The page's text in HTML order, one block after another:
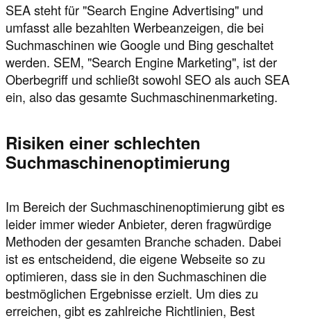
SEA steht für "Search Engine Advertising" und
umfasst alle bezahlten Werbeanzeigen, die bei
Suchmaschinen wie Google und Bing geschaltet
werden. SEM, "Search Engine Marketing", ist der
Oberbegriff und schließt sowohl SEO als auch SEA
ein, also das gesamte Suchmaschinenmarketing.
Risiken einer schlechten
Suchmaschinenoptimierung
Im Bereich der Suchmaschinenoptimierung gibt es
leider immer wieder Anbieter, deren fragwürdige
Methoden der gesamten Branche schaden. Dabei
ist es entscheidend, die eigene Webseite so zu
optimieren, dass sie in den Suchmaschinen die
bestmöglichen Ergebnisse erzielt. Um dies zu
erreichen, gibt es zahlreiche Richtlinien, Best